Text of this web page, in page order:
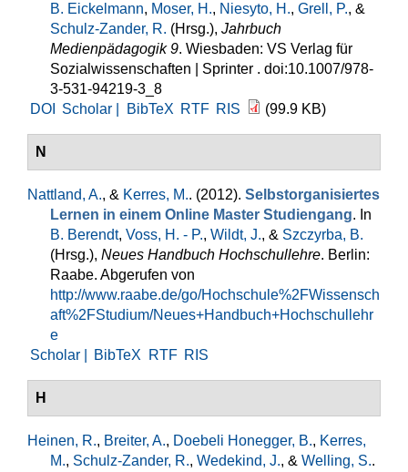
B. Eickelmann, Moser, H., Niesyto, H., Grell, P., &
Schulz-Zander, R. (Hrsg.), Jahrbuch
Medienpädagogik 9. Wiesbaden: VS Verlag für
Sozialwissenschaften | Sprinter . doi:10.1007/978-
3-531-94219-3_8
DOI
Scholar | BibTeX RTF RIS (99.9 KB)
N
Nattland, A., & Kerres, M.. (2012). Selbstorganisiertes
Lernen in einem Online Master Studiengang. In
B. Berendt, Voss, H. - P., Wildt, J., & Szczyrba, B.
(Hrsg.), Neues Handbuch Hochschullehre. Berlin:
Raabe. Abgerufen von
http://www.raabe.de/go/Hochschule%2FWissensch
aft%2FStudium/Neues+Handbuch+Hochschullehr
e
Scholar |
BibTeX RTF RIS
H
Heinen, R., Breiter, A., Doebeli Honegger, B., Kerres,
M., Schulz-Zander, R., Wedekind, J., & Welling, S..